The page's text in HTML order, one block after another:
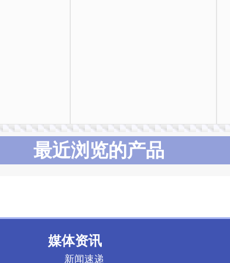
最近浏览的产品
媒体资讯
新闻速递